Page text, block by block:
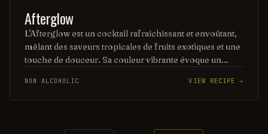
Afterglow
L'Afterglow est un cocktail rafraîchissant et envoûtant,
mêlant des saveurs tropicales de fruits exotiques et une
touche de douceur. Sa couleur vibrante évoque un
à la fois légère et enivrante. Parfait pour une soirée
estivale, ce mélange séduira les amateurs de cocktails à
NON ALCOHOLIC VIEW RECIPE →